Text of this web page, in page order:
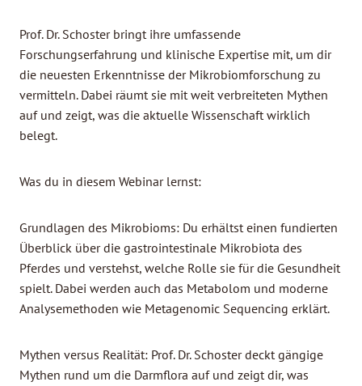
Prof. Dr. Schoster bringt ihre umfassende
Forschungserfahrung und klinische Expertise mit, um dir
die neuesten Erkenntnisse der Mikrobiomforschung zu
vermitteln. Dabei räumt sie mit weit verbreiteten Mythen
auf und zeigt, was die aktuelle Wissenschaft wirklich
belegt.
Was du in diesem Webinar lernst:
Grundlagen des Mikrobioms: Du erhältst einen fundierten
Überblick über die gastrointestinale Mikrobiota des
Pferdes und verstehst, welche Rolle sie für die Gesundheit
spielt. Dabei werden auch das Metabolom und moderne
Analysemethoden wie Metagenomic Sequencing erklärt.
Mythen versus Realität: Prof. Dr. Schoster deckt gängige
Mythen rund um die Darmflora auf und zeigt dir, was